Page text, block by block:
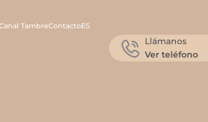
TambreContactoES
Llámanos
Ver teléfono